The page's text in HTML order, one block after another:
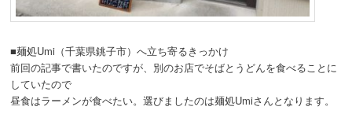
■麺処Umi（千葉県銚子市）へ立ち寄るきっかけ
前回の記事で書いたのですが、別のお店でそばとうどんを食べることに
していたので
昼食はラーメンが食べたい。選びましたのは麺処Umiさんとなります。